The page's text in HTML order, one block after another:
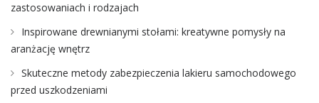
zastosowaniach i rodzajach
Inspirowane drewnianymi stołami: kreatywne pomysły na
aranżację wnętrz
Skuteczne metody zabezpieczenia lakieru samochodowego
przed uszkodzeniami